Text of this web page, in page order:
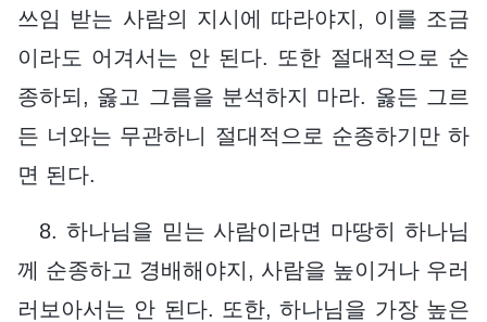
쓰임 받는 사람의 지시에 따라야지, 이를 조금
이라도 어겨서는 안 된다. 또한 절대적으로 순
종하되, 옳고 그름을 분석하지 마라. 옳든 그르
든 너와는 무관하니 절대적으로 순종하기만 하
면 된다.
8. 하나님을 믿는 사람이라면 마땅히 하나님
께 순종하고 경배해야지, 사람을 높이거나 우러
러보아서는 안 된다. 또한, 하나님을 가장 높은